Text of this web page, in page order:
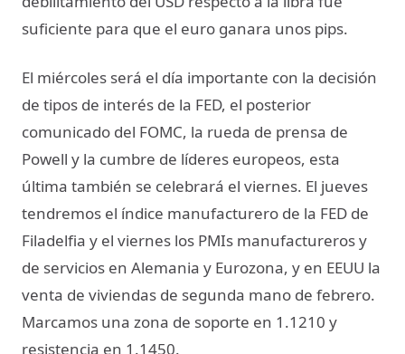
suficiente para que el euro ganara unos pips.
El miércoles será el día importante con la decisión
de tipos de interés de la FED, el posterior
comunicado del FOMC, la rueda de prensa de
Powell y la cumbre de líderes europeos, esta
última también se celebrará el viernes. El jueves
tendremos el índice manufacturero de la FED de
Filadelfia y el viernes los PMIs manufactureros y
de servicios en Alemania y Eurozona, y en EEUU la
venta de viviendas de segunda mano de febrero.
Marcamos una zona de soporte en 1.1210 y
resistencia en 1.1450.